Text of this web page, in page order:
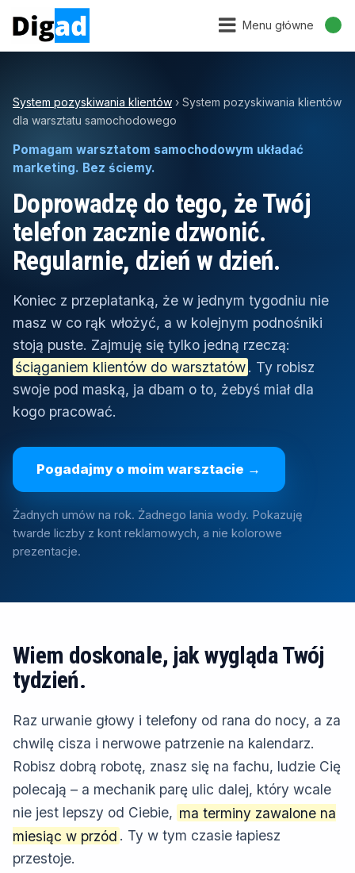
Menu główne
System pozyskiwania klientów › System pozyskiwania klientów
dla warsztatu samochodowego
Pomagam warsztatom samochodowym układać
marketing. Bez ściemy.
Doprowadzę do tego, że Twój
telefon zacznie dzwonić.
Regularnie, dzień w dzień.
Koniec z przeplatanką, że w jednym tygodniu nie
masz w co rąk włożyć, a w kolejnym podnośniki
stoją puste. Zajmuję się tylko jedną rzeczą:
ściąganiem klientów do warsztatów. Ty robisz
swoje pod maską, ja dbam o to, żebyś miał dla
kogo pracować.
Pogadajmy o moim warsztacie →
Żadnych umów na rok. Żadnego lania wody. Pokazuję
twarde liczby z kont reklamowych, a nie kolorowe
prezentacje.
Wiem doskonale, jak wygląda Twój
tydzień.
Raz urwanie głowy i telefony od rana do nocy, a za
chwilę cisza i nerwowe patrzenie na kalendarz.
Robisz dobrą robotę, znasz się na fachu, ludzie Cię
polecają – a mechanik parę ulic dalej, który wcale
nie jest lepszy od Ciebie, ma terminy zawalone na
miesiąc w przód . Ty w tym czasie łapiesz
przestoje.